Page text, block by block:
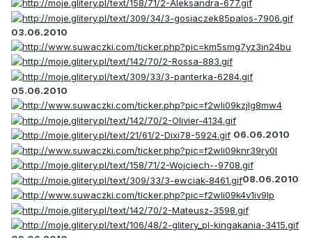
03.06.2010
05.06.2010
06.06.2010
08.06.2010